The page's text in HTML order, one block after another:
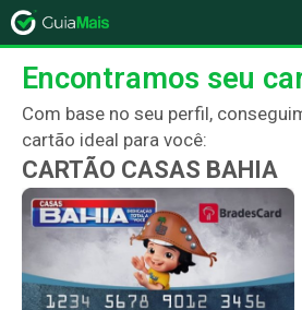
Encontramos seu
Com base no seu perfil,
cartão ideal para você:
CARTÃO CASAS BAHIA